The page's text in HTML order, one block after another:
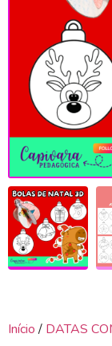
Início / DATAS